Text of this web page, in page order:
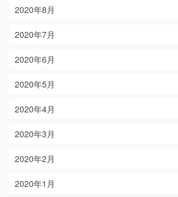
2020年8月
2020年7月
2020年6月
2020年5月
2020年4月
2020年3月
2020年2月
2020年1月